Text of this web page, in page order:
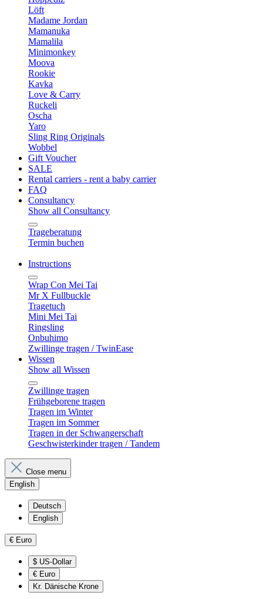
Löft
Madame Jordan
Mamanuka
Mamalila
Minimonkey
Moova
Rookie
Kavka
Love & Carry
Ruckeli
Oscha
Yaro
Sling Ring Originals
Wobbel
Gift Voucher
SALE
Rental carriers - rent a baby carrier
FAQ
Consultancy
Show all Consultancy
Trageberatung
Termin buchen
Instructions
Wrap Con Mei Tai
Mr X Fullbuckle
Tragetuch
Mini Mei Tai
Ringsling
Onbuhimo
Zwillinge tragen / TwinEase
Wissen
Show all Wissen
Zwillinge tragen
Frühgeborene tragen
Tragen im Winter
Tragen im Sommer
Tragen in der Schwangerschaft
Geschwisterkinder tragen / Tandem
Close menu
English
Deutsch
English
€ Euro
$ US-Dollar
€ Euro
Kr. Dänische Krone